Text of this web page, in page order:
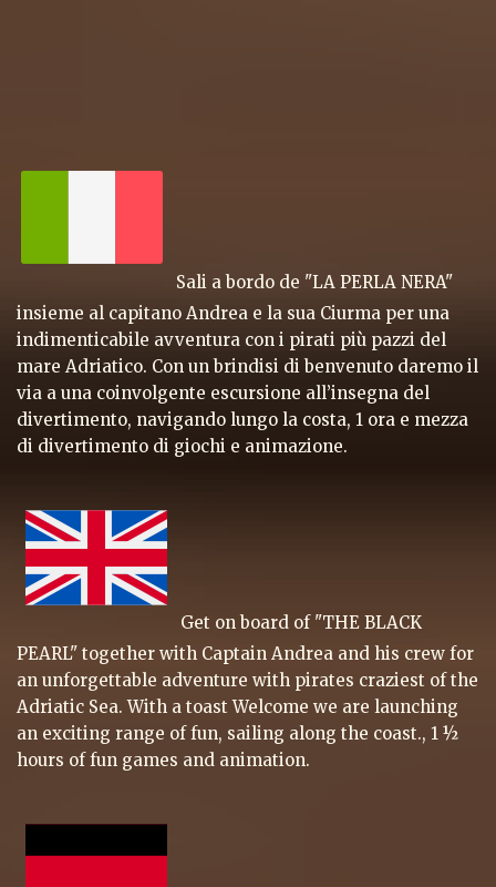
Sali a bordo de "LA PERLA NERA"
insieme al capitano Andrea e la sua Ciurma per una
indimenticabile avventura con i pirati più pazzi del
mare Adriatico. Con un brindisi di benvenuto daremo il
via a una coinvolgente escursione all’insegna del
divertimento, navigando lungo la costa, 1 ora e mezza
di divertimento di giochi e animazione.
Get on board of "THE BLACK
PEARL" together with Captain Andrea and his crew for
an unforgettable adventure with pirates craziest of the
Adriatic Sea. With a toast Welcome we are launching
an exciting range of fun, sailing along the coast., 1 ½
hours of fun games and animation.